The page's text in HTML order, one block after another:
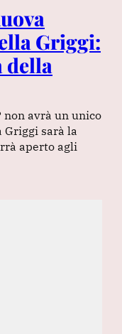
Griggi:
della
non avrà un unico
sarà la
aperto agli